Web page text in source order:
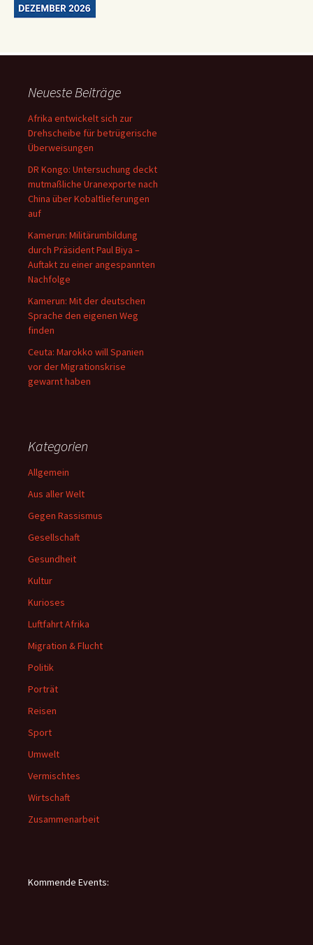
Neueste Beiträge
Afrika entwickelt sich zur
Drehscheibe für betrügerische
Überweisungen
DR Kongo: Untersuchung deckt
mutmaßliche Uranexporte nach
China über Kobaltlieferungen
auf
Kamerun: Militärumbildung
durch Präsident Paul Biya –
Auftakt zu einer angespannten
Nachfolge
Kamerun: Mit der deutschen
Sprache den eigenen Weg
finden
Ceuta: Marokko will Spanien
vor der Migrationskrise
gewarnt haben
Kategorien
Allgemein
Aus aller Welt
Gegen Rassismus
Gesellschaft
Gesundheit
Kultur
Kurioses
Luftfahrt Afrika
Migration & Flucht
Politik
Porträt
Reisen
Sport
Umwelt
Vermischtes
Wirtschaft
Zusammenarbeit
Kommende Events: